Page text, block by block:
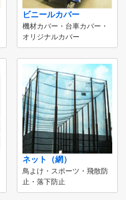
ビニールカバー
機材カバー・台車カバー・
オリジナルカバー
ネット（網）
鳥よけ・スポーツ・飛散防
止・落下防止